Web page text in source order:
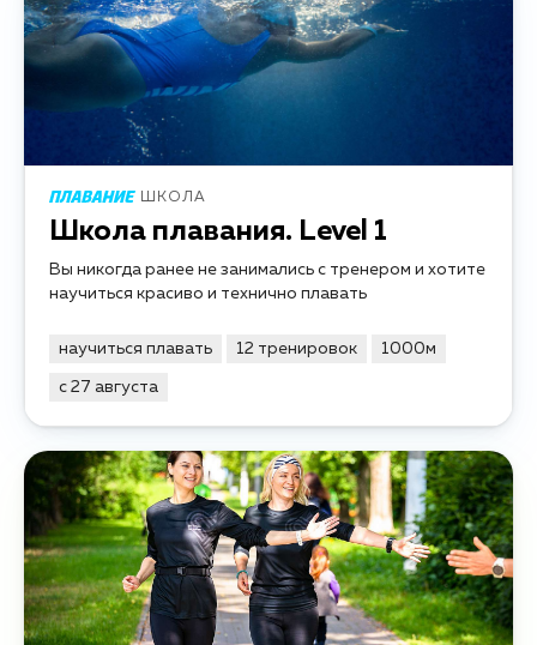
ШКОЛА
Школа плавания. Level 1
Вы никогда ранее не занимались с тренером и хотите
научиться красиво и технично плавать
научиться плавать 12 тренировок 1000м
с 27 августа